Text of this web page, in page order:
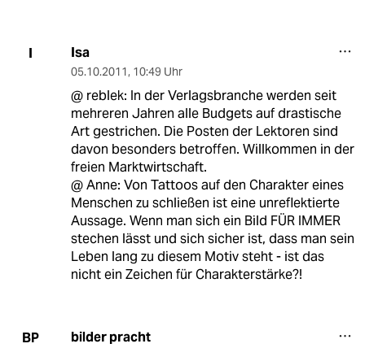
I Isa
05.10.2011, 10:49 Uhr
@ reblek: In der Verlagsbranche werden seit
mehreren Jahren alle Budgets auf drastische
Art gestrichen. Die Posten der Lektoren sind
davon besonders betroffen. Willkommen in der
freien Marktwirtschaft.
@ Anne: Von Tattoos auf den Charakter eines
Menschen zu schließen ist eine unreflektierte
Aussage. Wenn man sich ein Bild FÜR IMMER
stechen lässt und sich sicher ist, dass man sein
Leben lang zu diesem Motiv steht - ist das
nicht ein Zeichen für Charakterstärke?!
BP bilder pracht